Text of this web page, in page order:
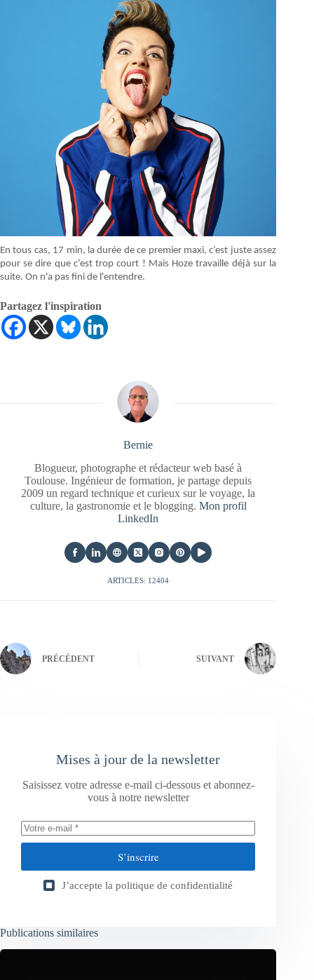
En tous cas, 17 min, la durée de ce premier maxi, c’est juste assez
pour se dire que c’est trop court ! Mais Hoze travaille déjà sur la
suite. On n'a pas fini de l'entendre.
Partagez l'inspiration
Bernie
Blogueur, photographe et rédacteur web basé à
Toulouse. Ingénieur de formation, je partage depuis
2009 un regard technique et curieux sur le voyage, la
culture, la gastronomie et le blogging. Mon profil
LinkedIn
ARTICLES: 12404
PRÉCÉDENT SUIVANT
Mises à jour de la newsletter
Saisissez votre adresse e-mail ci-dessous et abonnez-
vous à notre newsletter
S’inscrire
J’accepte la politique de confidentialité
Publications similaires